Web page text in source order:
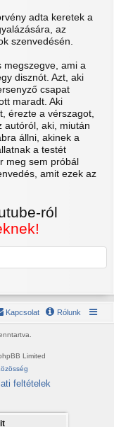
adta keretek a
az
szenvedésén.
megszegve, ami a
disznót. Azt, aki
csapat
maradt. Aki
érezte a vérszagot,
autóról, aki, miután
állni, akinek a
a testét
meg sem próbál
amit ezek az
ról
Rólunk
Kapcsolat
Limited
feltételek